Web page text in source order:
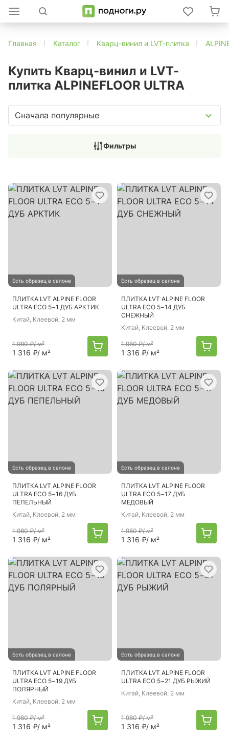
Главная Каталог Кварц-винил и LVT-плитка
Купить Кварц-винил и LVT-
плитка ALPINEFLOOR ULTRA
Сначала популярные
Фильтры
Есть образец в салоне
ПЛИТКА LVT ALPINE FLOOR
ULTRA ECO 5−1 ДУБ АРКТИК
Китай, Клеевой, 2 мм
1 980 ₽/ м²
1 316 ₽/ м²
Есть образец в салоне
ПЛИТКА LVT ALPINE FLOOR
ULTRA ECO 5−14 ДУБ
СНЕЖНЫЙ
Китай, Клеевой, 2 мм
1 980 ₽/ м²
1 316 ₽/ м²
Есть образец в салоне
ПЛИТКА LVT ALPINE FLOOR
ULTRA ECO 5−16 ДУБ
ПЕПЕЛЬНЫЙ
Китай, Клеевой, 2 мм
1 980 ₽/ м²
1 316 ₽/ м²
Есть образец в салоне
ПЛИТКА LVT ALPINE FLOOR
ULTRA ECO 5−17 ДУБ
МЕДОВЫЙ
Китай, Клеевой, 2 мм
1 980 ₽/ м²
1 316 ₽/ м²
Есть образец в салоне
ПЛИТКА LVT ALPINE FLOOR
ULTRA ECO 5−19 ДУБ
ПОЛЯРНЫЙ
Китай, Клеевой, 2 мм
1 980 ₽/ м²
1 316 ₽/ м²
Есть образец в салоне
ПЛИТКА LVT ALPINE FLOOR
ULTRA ECO 5−21 ДУБ РЫЖИЙ
Китай, Клеевой, 2 мм
1 980 ₽/ м²
1 316 ₽/ м²